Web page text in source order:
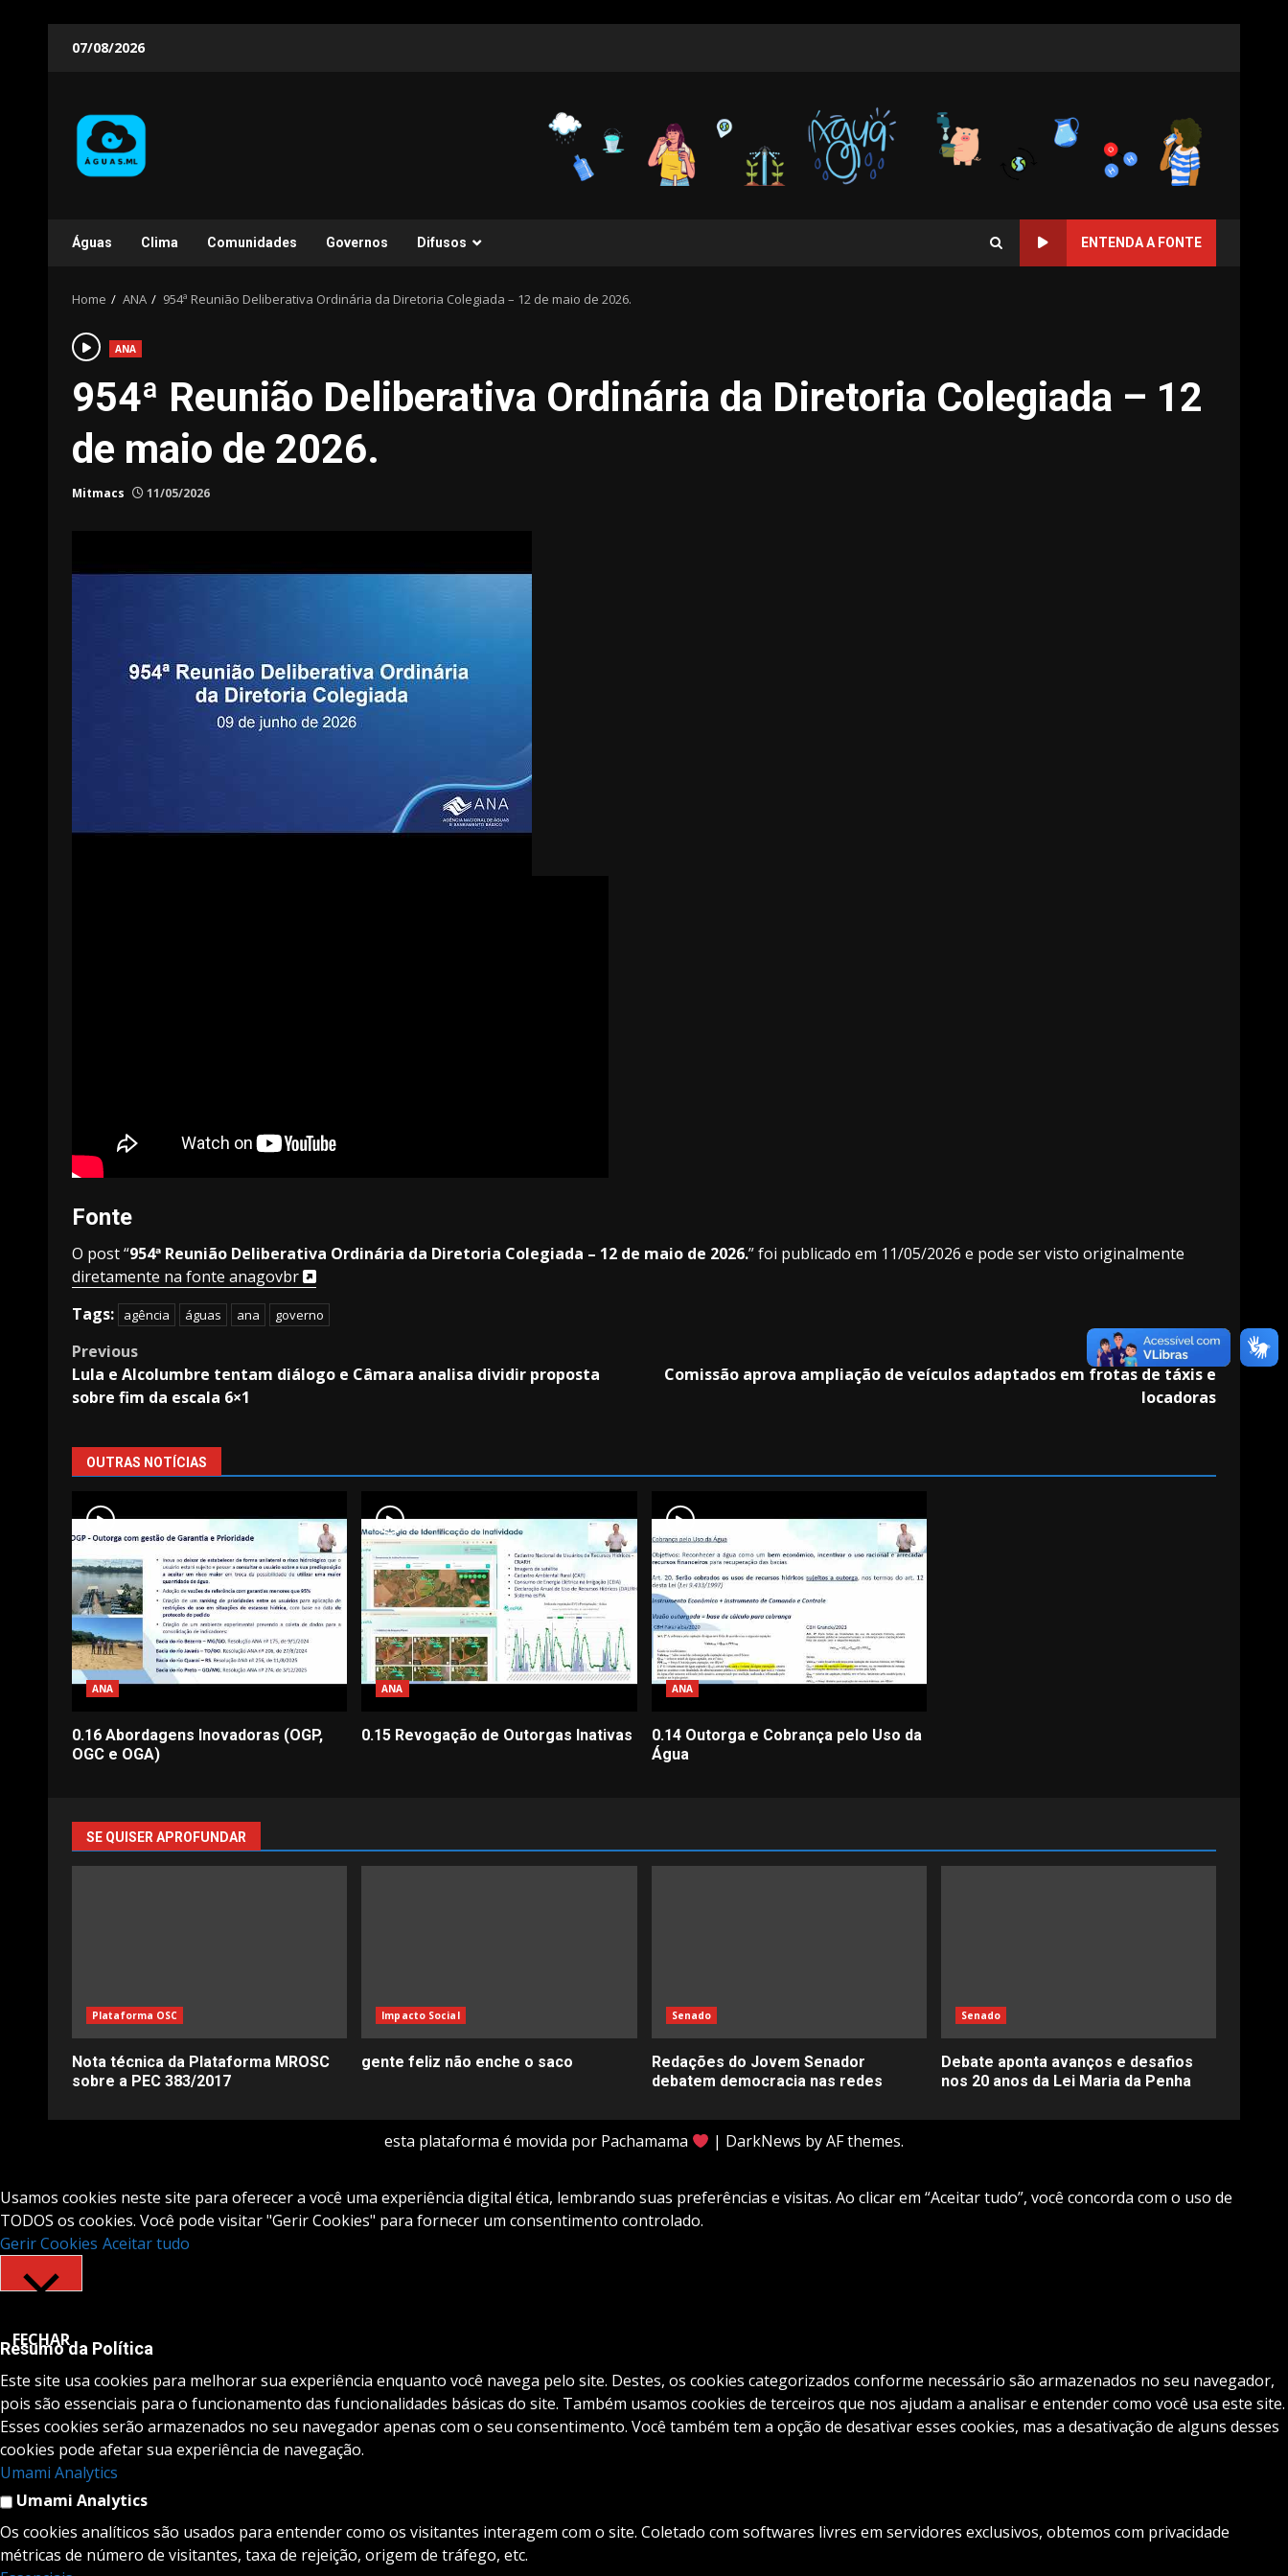
07/08/2026
Águas Clima Comunidades Governos Difusos ENTENDA A FONTE
Home ANA 954ª Reunião Deliberativa Ordinária da Diretoria Colegiada – 12 de maio de 2026.
ANA
954ª Reunião Deliberativa Ordinária da Diretoria Colegiada – 12
de maio de 2026.
Mitmacs 11/05/2026
Fonte
O post “954ª Reunião Deliberativa Ordinária da Diretoria Colegiada – 12 de maio de 2026.” foi publicado em 11/05/2026 e pode ser visto originalmente
diretamente na fonte anagovbr
Tags:
agência águas ana governo
Post
navigation
Previous
Lula e Alcolumbre tentam diálogo e Câmara analisa dividir proposta
sobre fim da escala 6×1
Next
Comissão aprova ampliação de veículos adaptados em frotas de táxis e
locadoras
OUTRAS NOTÍCIAS
ANA
0.16 Abordagens Inovadoras (OGP,
OGC e OGA)
ANA
0.15 Revogação de Outorgas Inativas
ANA
0.14 Outorga e Cobrança pelo Uso da
Água
SE QUISER APROFUNDAR
Plataforma OSC
Nota técnica da Plataforma MROSC
sobre a PEC 383/2017
Impacto Social
gente feliz não enche o saco
Senado
Redações do Jovem Senador
debatem democracia nas redes
Senado
Debate aponta avanços e desafios
nos 20 anos da Lei Maria da Penha
esta plataforma é movida por Pachamama | DarkNews by AF themes.
Usamos cookies neste site para oferecer a você uma experiência digital ética, lembrando suas preferências e visitas. Ao clicar em “Aceitar tudo”, você concorda com o uso de
TODOS os cookies. Você pode visitar "Gerir Cookies" para fornecer um consentimento controlado.
Gerir Cookies Aceitar tudo
FECHAR
Resumo da Política
Este site usa cookies para melhorar sua experiência enquanto você navega pelo site. Destes, os cookies categorizados conforme necessário são armazenados no seu navegador,
pois são essenciais para o funcionamento das funcionalidades básicas do site. Também usamos cookies de terceiros que nos ajudam a analisar e entender como você usa este site.
Esses cookies serão armazenados no seu navegador apenas com o seu consentimento. Você também tem a opção de desativar esses cookies, mas a desativação de alguns desses
cookies pode afetar sua experiência de navegação.
Umami Analytics
Umami Analytics
Os cookies analíticos são usados para entender como os visitantes interagem com o site. Coletado com softwares livres em servidores exclusivos, obtemos com privacidade
métricas de número de visitantes, taxa de rejeição, origem de tráfego, etc.